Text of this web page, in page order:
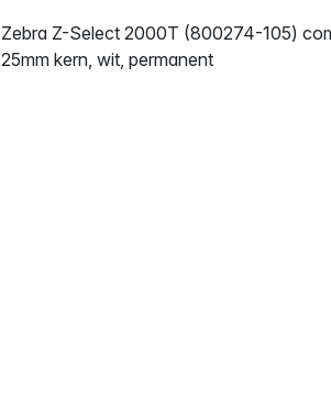
Zebra Z-Select 2000T (800274-105)
25mm kern, wit, permanent